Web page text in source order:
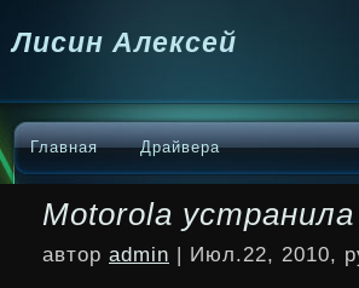
Лисин Алексей
Главная Драйвера
Motorola
автор admin | Июл.22, 2010,